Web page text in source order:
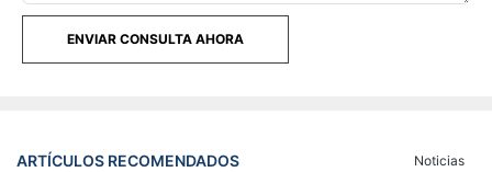
ENVIAR CONSULTA AHORA
ARTÍCULOS RECOMENDADOS Noticias